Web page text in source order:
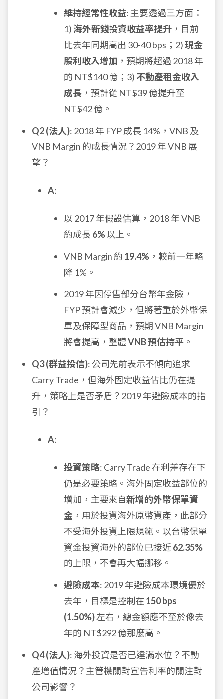
維持經常性收益: 主要透過三方面：
1)海外新錢投資收益率提升 ，目前
比去年同期高出 30-40 bps；2)現金
股利收入增加 ，預期將超過 2018 年
的 NT$140 億；3) 不動產租金收入
成長 ，預計從 NT$39 億提升至
NT$42 億。
Q2 (法人): 2018 年 FYP 成長 14%，VNB 及
VNB Margin 的成長情況？2019 年 VNB 展
望？
A:
以 2017 年假設估算，2018 年 VNB
約成長 6%以上。
VNB Margin 約 19.4% ，較前一年略
降 1%。
2019 年因停售部分台幣年金險，
FYP 預計會減少，但將著重於外幣保
單及保障型商品，預期 VNB Margin
將會提高，整體VNB 預估持平 。
Q3 (群益投信): 公司先前表示不傾向追求
Carry Trade，但海外固定收益佔比仍在提
升，策略上是否矛盾？2019 年避險成本的指
引？
A:
投資策略: Carry Trade 在利差存在下
仍是必要策略。海外固定收益部位的
增加，主要來自新增的外幣保單資
金 ，用於投資海外原幣資產，此部分
不受海外投資上限規範。以台幣保單
資金投資海外的部位已接近62.35%
的上限，不會再大幅挪移。
避險成本: 2019 年避險成本環境優於
去年，目標是控制在 150 bps
(1.50%)左右，總金額應不至於像去
年的 NT$292 億那麼高。
Q4 (法人): 海外投資是否已達滿水位？不動
產增值情況？主管機關對宣告利率的關注對
公司影響？